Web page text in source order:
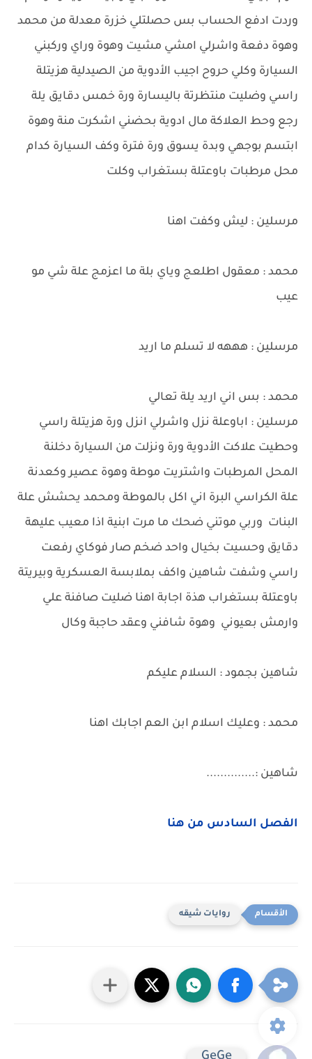
وردت ادفع الحساب بس حصلتلي خزرة معدلة من محمد
وهوة دفعة واشرلي امشي مشيت وهوة وراي وركبني
السيارة وكلي حروح اجيب الأدوية من الصيدلية هزيتلة
راسي وضليت منتظرتة باليسارة ورة خمس دقايق يلة
رجع وحط العلاكة مال ادوية بحضني اشكرت منة وهوة
ابتسم بوجهي وبدة يسوق ورة فترة وكف السيارة كدام
محل مرطبات باوعتلة بستغراب وكلت
مرسلين : ليش وكفت اهنا
محمد : معقول اطلعج وياي بلة ما اعزمج علة شي مو
عيب
مرسلين : هههه لا تسلم ما اريد
محمد : بس اني اريد يلة تعالي
مرسلين : اباوعلة نزل واشرلي انزل ورة هزيتلة راسي
وحطيت علاكت الأدوية ورة ونزلت من السيارة دخلنة
المحل المرطبات واشتريت موطة وهوة عصير وكعدنة
علة الكراسي البرة اني اكل بالموطة ومحمد يحشش علة
البنات وربي موتني ضحك ما مرت ابنية اذا معيب عليهة
دقايق وحسيت بخيال واحد ضخم صار فوكاي رفعت
راسي وشفت شاهين واكف بملابسة العسكرية وبيريتة
باوعتلة بستغراب هذة اجابة اهنا ضليت صافنة علي
وارمش بعيوني وهوة شافني وعقد حاجبة وكال
شاهين بجمود : السلام عليكم
محمد : وعليك اسلام ابن العم اجابك اهنا
شاهين :..............
الفصل السادس من هنا
روايات شيقه